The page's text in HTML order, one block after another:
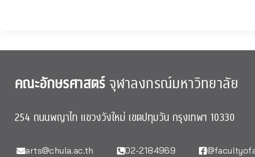
คณะอักษรศาสตร์จุฬาลงกรณ์มหาวิทยาลัย
254 ถนนพญาไท แขวงวังใหม่ เขตปทุมวัน กรุงเทพฯ 10330
arts@chula.ac.th 02-2184969